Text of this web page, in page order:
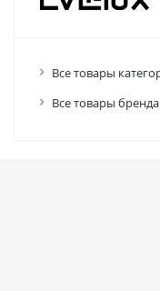
Все товары
Все товары бренда